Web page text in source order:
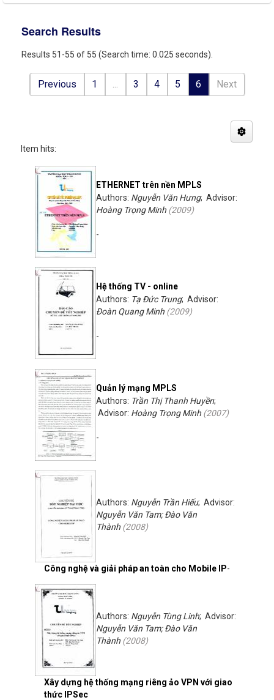
Search Results
Results 51-55 of 55 (Search time: 0.025 seconds).
Previous 1 ... 3 4 5 6 Next
Item hits:
ETHERNET trên nền MPLS
Authors: Nguyễn Văn Hưng; Advisor:
Hoàng Trọng Minh (2009)
-
Hệ thống TV - online
Authors: Tạ Đức Trung; Advisor:
Đoàn Quang Minh (2009)
-
Quản lý mạng MPLS
Authors: Trần Thị Thanh Huyền;
Advisor: Hoàng Trọng Minh (2007)
-
Công nghệ và giải pháp an toàn cho Mobile IP
Authors: Nguyễn Trần Hiếu; Advisor:
Nguyễn Văn Tam; Đào Văn
Thành (2008)
-
Xây dựng hệ thống mạng riêng ảo VPN với giao
thức IPSec
Authors: Nguyễn Tùng Linh; Advisor:
Nguyễn Văn Tam; Đào Văn
Thành (2008)